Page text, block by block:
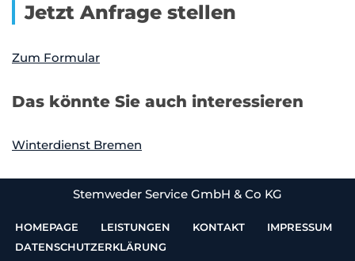
Jetzt Anfrage stellen
Zum Formular
Das könnte Sie auch interessieren
Winterdienst Bremen
Stemweder Service GmbH & Co KG
HOMEPAGE LEISTUNGEN KONTAKT
IMPRESSUM
DATENSCHUTZERKLÄRUNG